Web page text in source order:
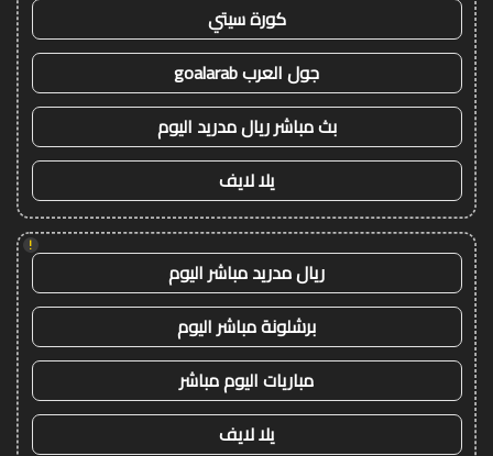
كورة سيتي
جول العرب goalarab
بث مباشر ريال مدريد اليوم
يلا لايف
!
ريال مدريد مباشر اليوم
برشلونة مباشر اليوم
مباريات اليوم مباشر
يلا لايف